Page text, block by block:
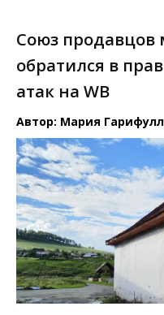
Союз продавцов
обратился в
атак на WB
Автор: Мария